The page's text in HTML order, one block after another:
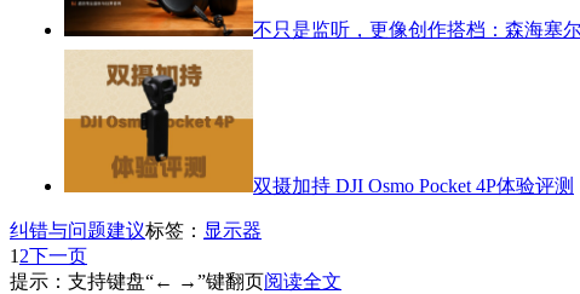
不只是监听，更像创作搭档：森海塞
双摄加持 DJI Osmo Pocket 4P体验评测
纠错与问题建议标签： 显示器
1 2下一页
提示：支持键盘“← →”键翻页阅读全文